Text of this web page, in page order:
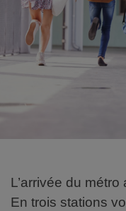
L’arrivée du
En trois stations